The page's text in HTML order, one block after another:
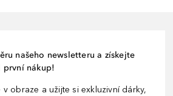
našeho newsletteru a získejte
první nákup!
obraze a užijte si exkluzivní dárky,